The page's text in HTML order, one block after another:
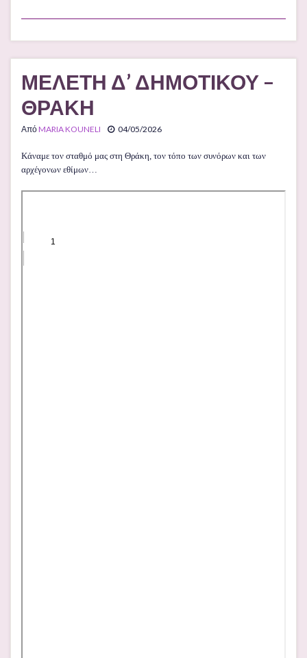
ΜΕΛΕΤΗ Δ’ ΔΗΜΟΤΙΚΟΥ –
ΘΡΑΚΗ
ΑπόMARIA KOUNELI 04/05/2026
Κάναμε τον σταθμό μας στη Θράκη, τον τόπο των συνόρων και των
αρχέγονων εθίμων…